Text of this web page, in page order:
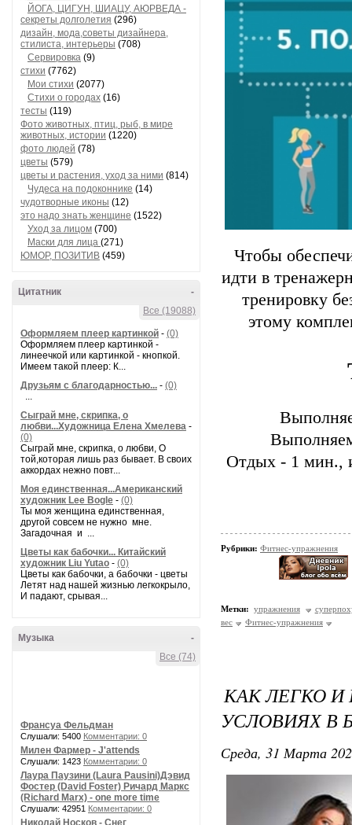
ЙОГА, ЦИГУН, ШИАЦУ, АЮРВЕДА -
секреты долголетия (296)
дизайн, мода,советы дизайнера,
стилиста, интерьеры (708)
Сервировка (9)
стихи (7762)
Мои стихи (2077)
Стихи о городах (16)
тесты (119)
Фото животных, птиц, рыб, в мире
животных, истории (1220)
фото людей (78)
цветы (579)
цветы и растения, уход за ними (814)
Чудеса на подоконнике (14)
чудотворные иконы (12)
это надо знать женщине (1522)
Уход за лицом (700)
Маски для лица (271)
ЮМОР, ПОЗИТИВ (459)
-
Цитатник
Все (19088)
Оформляем плеер картинкой - (0)
Оформляем плеер картинкой -
линеечкой или картинкой - кнопкой.
Имеем такой плеер: К...
Друзьям с благодарностью... - (0)
...
Сыграй мне, скрипка, о
любви...Художница Елена Хмелева -
(0)
Сыграй мне, скрипка, о любви, О
той,которая лишь раз бывает. В своих
аккордах нежно повт...
Моя единственная...Американский
художник Lee Bogle - (0)
Ты моя женщина единственная,
другой совсем не нужно мне.
Загадочная и ...
Цветы как бабочки... Китайский
художник Liu Yutao - (0)
Цветы как бабочки, а бабочки - цветы
Летят над нашей жизнью легкокрыло,
И падают, срывая...
-
Музыка
Все (74)
Франсуа Фельдман
Слушали: 5400 Комментарии: 0
Милен Фармер - J'attends
Слушали: 1423 Комментарии: 0
Лаура Паузини (Laura Pausini)Дэвид
Фостер (David Foster) Ричард Маркс
(Richard Marx) - one more time
Слушали: 42951 Комментарии: 0
Николай Носков - Снег
Чтобы
идти в
тренировку
этому
Отдых - 1 мин.,
Рубрики: Фитнес-упражнения
Метки: упражнения
вес
Фитнес-упражнения
КАК ЛЕГКО
УСЛОВИЯХ В
Среда, 31 Марта